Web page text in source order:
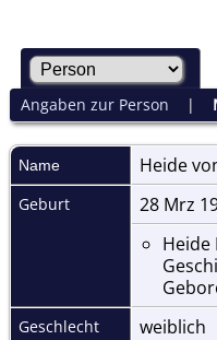
Angaben zur Person |
Name Heide
Geburt 28 Mrz
Heide
Geschlecht weiblich